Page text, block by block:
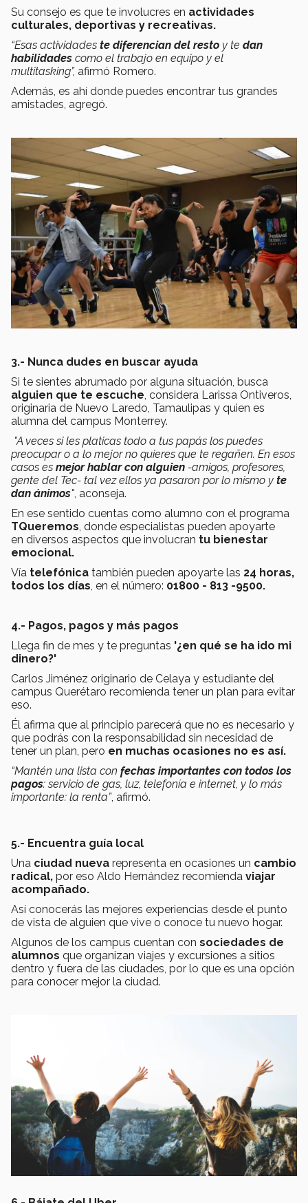
Su consejo es que te involucres en actividades
culturales, deportivas y recreativas.
“Esas actividades te diferencian del resto y te dan
habilidades como el trabajo en equipo y el
multitasking”, afirmó Romero.
Además, es ahí donde puedes encontrar tus grandes
amistades, agregó.
3.- Nunca dudes en buscar ayuda
Si te sientes abrumado por alguna situación, busca
alguien que te escuche, considera Larissa Ontiveros,
originaria de Nuevo Laredo, Tamaulipas y quien es
alumna del campus Monterrey.
"A veces si les platicas todo a tus papás los puedes
preocupar o a lo mejor no quieres que te regañen. En esos
casos es mejor hablar con alguien -amigos, profesores,
gente del Tec- tal vez ellos ya pasaron por lo mismo y te
dan ánimos", aconseja.
En ese sentido cuentas como alumno con el programa
TQueremos, donde especialistas pueden apoyarte
en diversos aspectos que involucran tu bienestar
emocional.
Vía telefónica también pueden apoyarte las 24 horas,
todos los días, en el número: 01800 - 813 -9500.
4.- Pagos, pagos y más pagos
Llega fin de mes y te preguntas '¿en qué se ha ido mi
dinero?'
Carlos Jiménez originario de Celaya y estudiante del
campus Querétaro recomienda tener un plan para evitar
eso.
Él afirma que al principio parecerá que no es necesario y
que podrás con la responsabilidad sin necesidad de
tener un plan, pero en muchas ocasiones no es así.
“Mantén una lista con fechas importantes con todos los
pagos: servicio de gas, luz, telefonía e internet, y lo más
importante: la renta”, afirmó.
5.- Encuentra guía local
Una ciudad nueva representa en ocasiones un cambio
radical, por eso Aldo Hernández recomienda viajar
acompañado.
Así conocerás las mejores experiencias desde el punto
de vista de alguien que vive o conoce tu nuevo hogar.
Algunos de los campus cuentan con sociedades de
alumnos que organizan viajes y excursiones a sitios
dentro y fuera de las ciudades, por lo que es una opción
para conocer mejor la ciudad.